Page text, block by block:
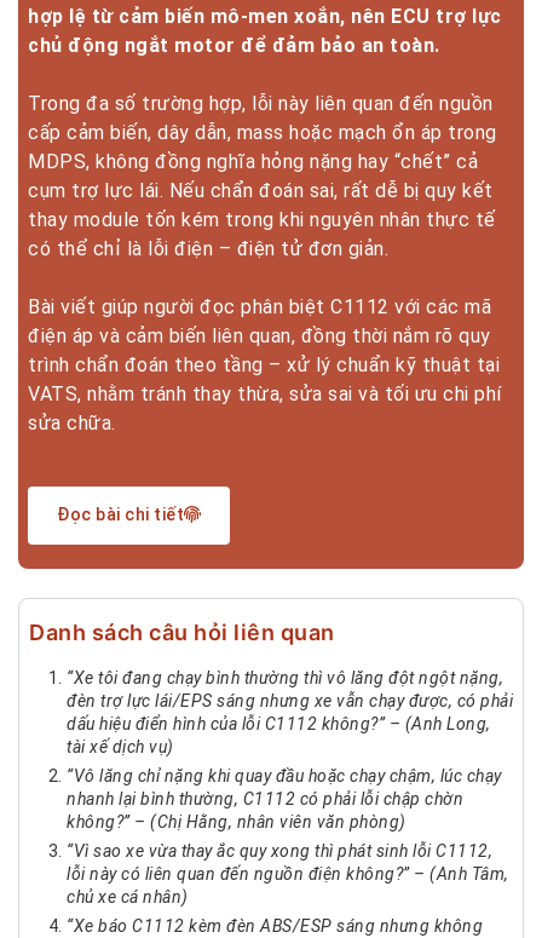
hợp lệ từ cảm biến mô-men xoắn, nên ECU trợ lực
chủ động ngắt motor để đảm bảo an toàn.
Trong đa số trường hợp, lỗi này liên quan đến nguồn
cấp cảm biến, dây dẫn, mass hoặc mạch ổn áp trong
MDPS, không đồng nghĩa hỏng nặng hay “chết” cả
cụm trợ lực lái. Nếu chẩn đoán sai, rất dễ bị quy kết
thay module tốn kém trong khi nguyên nhân thực tế
có thể chỉ là lỗi điện – điện tử đơn giản.
Bài viết giúp người đọc phân biệt C1112 với các mã
điện áp và cảm biến liên quan, đồng thời nắm rõ quy
trình chẩn đoán theo tầng – xử lý chuẩn kỹ thuật tại
VATS, nhằm tránh thay thừa, sửa sai và tối ưu chi phí
sửa chữa.
Đọc bài chi tiết
Danh sách câu hỏi liên quan
“Xe tôi đang chạy bình thường thì vô lăng đột ngột nặng,
đèn trợ lực lái/EPS sáng nhưng xe vẫn chạy được, có phải
dấu hiệu điển hình của lỗi C1112 không?” – (Anh Long,
tài xế dịch vụ)
“Vô lăng chỉ nặng khi quay đầu hoặc chạy chậm, lúc chạy
nhanh lại bình thường, C1112 có phải lỗi chập chờn
không?” – (Chị Hằng, nhân viên văn phòng)
“Vì sao xe vừa thay ắc quy xong thì phát sinh lỗi C1112,
lỗi này có liên quan đến nguồn điện không?” – (Anh Tâm,
chủ xe cá nhân)
“Xe báo C1112 kèm đèn ABS/ESP sáng nhưng không